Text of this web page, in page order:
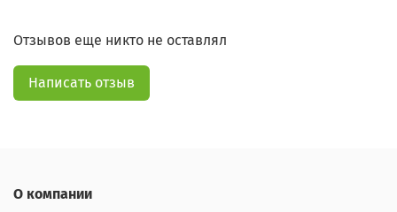
Отзывов еще никто не оставлял
Написать отзыв
О компании